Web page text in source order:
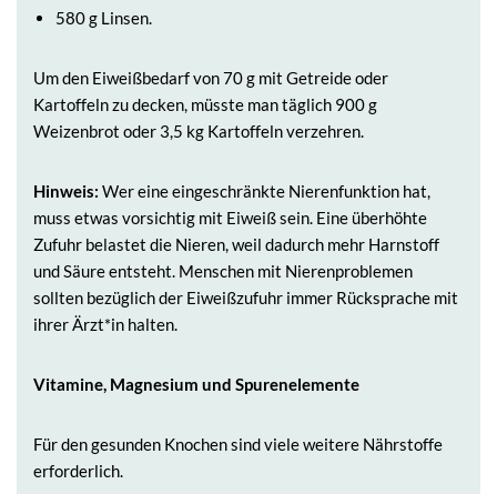
580 g Linsen.
Um den Eiweißbedarf von 70 g mit Getreide oder
Kartoffeln zu decken, müsste man täglich 900 g
Weizenbrot oder 3,5 kg Kartoffeln verzehren.
Hinweis: Wer eine eingeschränkte Nierenfunktion hat,
muss etwas vorsichtig mit Eiweiß sein. Eine überhöhte
Zufuhr belastet die Nieren, weil dadurch mehr Harnstoff
und Säure entsteht. Menschen mit Nierenproblemen
sollten bezüglich der Eiweißzufuhr immer Rücksprache mit
ihrer Ärzt*in halten.
Vitamine, Magnesium und Spurenelemente
Für den gesunden Knochen sind viele weitere Nährstoffe
erforderlich.